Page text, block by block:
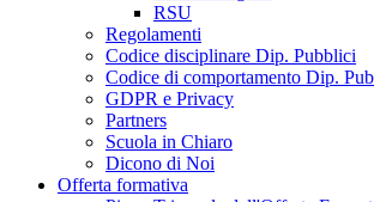
RSU
Regolamenti
Codice disciplinare Dip. Pubblici
Codice di comportamento Dip.
GDPR e Privacy
Partners
Scuola in Chiaro
Dicono di Noi
Offerta formativa